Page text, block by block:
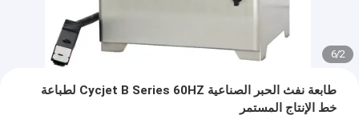
2
/
6
طابعة نفث الحبر الصناعية Cycjet B Series 60HZ لطباعة
خط الإنتاج المستمر